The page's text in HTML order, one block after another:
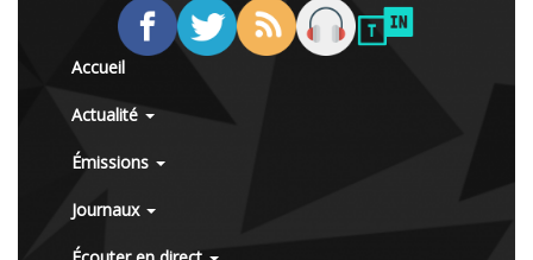
Accueil
Actualité
Émissions
Journaux